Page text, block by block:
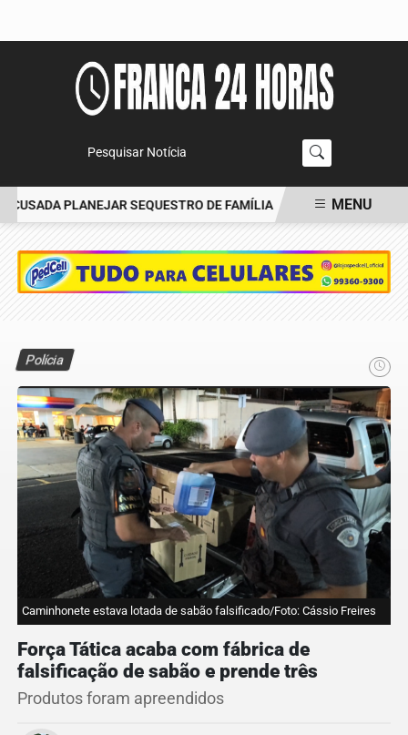
Pesquisar Notícia
PLANEJAR SEQUESTRO DE FAMÍLIA CARRO BATE EM
MENU
Polícia
Caminhonete estava lotada de sabão falsificado/Foto: Cássio Freires
Força Tática acaba com fábrica de
falsificação de sabão e prende três
Produtos foram apreendidos